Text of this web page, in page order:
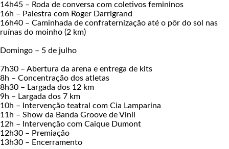
14h45 – Roda de conversa com coletivos femininos
16h – Palestra com Roger Darrigrand
16h40 – Caminhada de confraternização até o pôr do sol nas
ruínas do moinho (2 km)
Domingo – 5 de julho
7h30 – Abertura da arena e entrega de kits
8h – Concentração dos atletas
8h30 – Largada dos 12 km
9h – Largada dos 7 km
10h – Intervenção teatral com Cia Lamparina
11h – Show da Banda Groove de Vinil
12h – Intervenção com Caique Dumont
12h30 – Premiação
13h30 – Encerramento